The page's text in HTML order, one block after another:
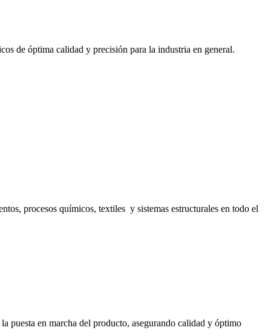
de óptima calidad y precisión para la industria en general.
procesos químicos, textiles y sistemas estructurales en todo el
puesta en marcha del producto, asegurando calidad y óptimo